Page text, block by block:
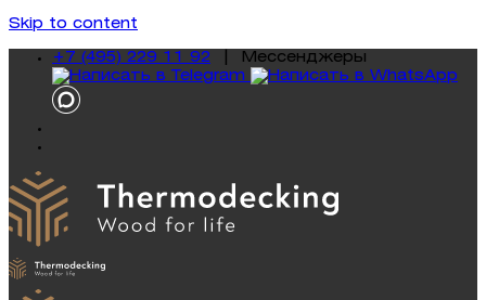
Skip to content
+7 (495) 229 11 92 Mессенджеры